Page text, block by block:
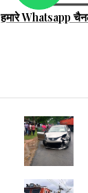
हमारे Whatsapp